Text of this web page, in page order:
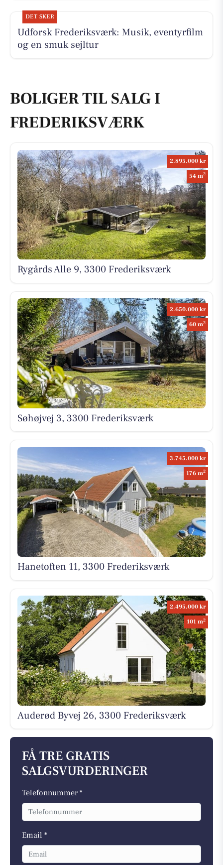
DET SKER
Udforsk Frederiksværk: Musik, eventyrfilm
og en smuk sejltur
BOLIGER TIL SALG I
FREDERIKSVÆRK
2.895.000 kr
54 m2
Rygårds Alle 9, 3300 Frederiksværk
2.650.000 kr
60 m2
Søhøjvej 3, 3300 Frederiksværk
3.745.000 kr
176 m2
Hanetoften 11, 3300 Frederiksværk
2.495.000 kr
101 m2
Auderød Byvej 26, 3300 Frederiksværk
FÅ TRE GRATIS
SALGSVURDERINGER
Telefonnummer *
Email *